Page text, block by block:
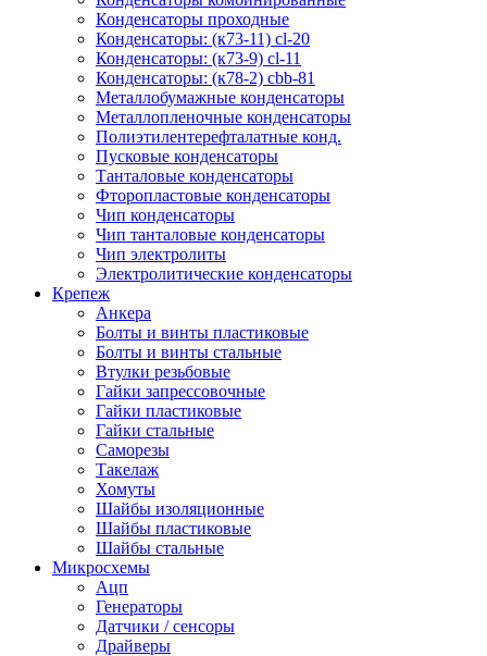
Конденсаторы проходные
Конденсаторы: (к73-11) cl-20
Конденсаторы: (к73-9) cl-11
Конденсаторы: (к78-2) cbb-81
Металлобумажные конденсаторы
Металлопленочные конденсаторы
Полиэтилентерефталатные конд.
Пусковые конденсаторы
Танталовые конденсаторы
Фторопластовые конденсаторы
Чип конденсаторы
Чип танталовые конденсаторы
Чип электролиты
Электролитические конденсаторы
Крепеж
Анкера
Болты и винты пластиковые
Болты и винты стальные
Втулки резьбовые
Гайки запрессовочные
Гайки пластиковые
Гайки стальные
Саморезы
Такелаж
Хомуты
Шайбы изоляционные
Шайбы пластиковые
Шайбы стальные
Микросхемы
Ацп
Генераторы
Датчики / сенсоры
Драйверы